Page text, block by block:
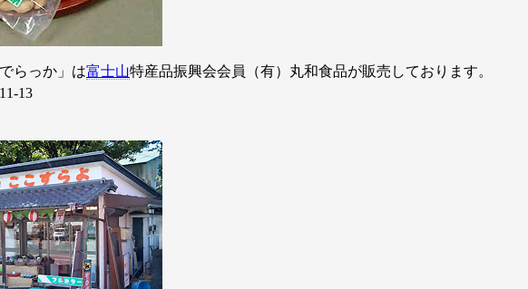
でらっか」は富士山特産品振興会会員（有）丸和食品が販売しております。
13